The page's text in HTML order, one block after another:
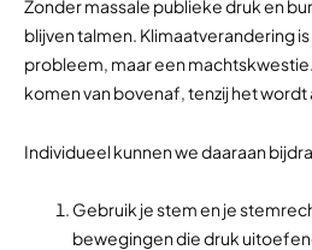
Zonder massale publieke druk en
blijven talmen. Klimaatverandering
probleem, maar een
komen van bovenaf, tenzij het
Individueel kunnen we daaraan
Gebruik je stem en je
bewegingen die druk